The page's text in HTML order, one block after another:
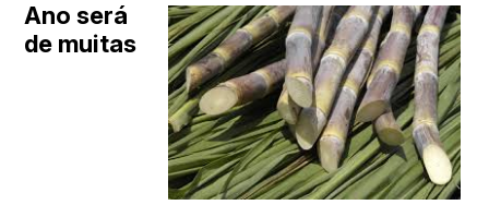
Ano será
de muitas